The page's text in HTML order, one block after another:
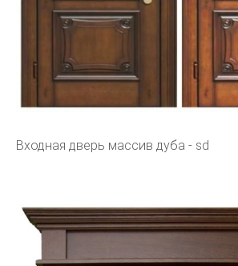
Входная дверь массив дуба - sd